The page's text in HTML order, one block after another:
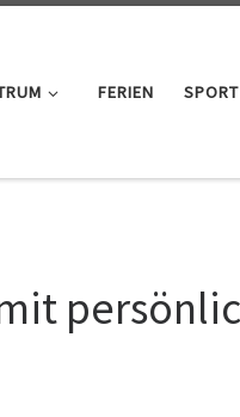
FERIEN SPORT